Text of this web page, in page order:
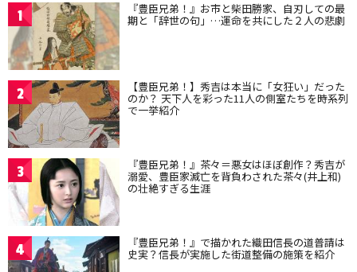
1 『豊臣兄弟！』お市と柴田勝家、自刃しての最
期と「辞世の句」…運命を共にした２人の悲劇
2 【豊臣兄弟！】秀吉は本当に「女狂い」だった
のか？ 天下人を彩った11人の側室たちを時系列
で一挙紹介
3 『豊臣兄弟！』茶々＝悪女はほぼ創作？秀吉が
溺愛、豊臣家滅亡を背負わされた茶々(井上和)
の壮絶すぎる生涯
4 『豊臣兄弟！』で描かれた織田信長の道普請は
史実？信長が実施した街道整備の施策を紹介